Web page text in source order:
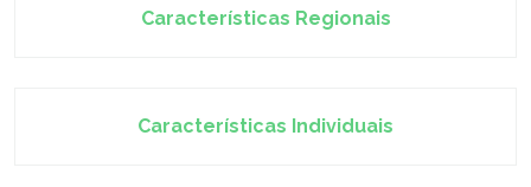
Características Regionais
Características Individuais